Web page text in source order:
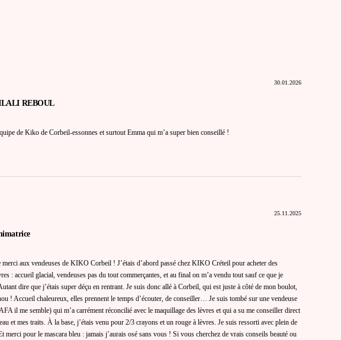
30.01.2026
REBOUL
de Kiko de Corbeil-essonnes et surtout Emma qui m’a super bien conseillé !
25.11.2025
merci aux vendeuses de KIKO Corbeil ! J’étais d’abord passé chez KIKO Créteil pour acheter des
: accueil glacial, vendeuses pas du tout commerçantes, et au final on m’a vendu tout sauf ce que je
dire que j’étais super déçu en rentrant. Je suis donc allé à Corbeil, qui est juste à côté de mon boulot,
! Accueil chaleureux, elles prennent le temps d’écouter, de conseiller… Je suis tombé sur une vendeuse
il me semble) qui m’a carrément réconcilié avec le maquillage des lèvres et qui a su me conseiller direct
et mes traits. À la base, j’étais venu pour 2/3 crayons et un rouge à lèvres. Je suis ressorti avec plein de
merci pour le mascara bleu : jamais j’aurais osé sans vous ! Si vous cherchez de vrais conseils beauté ou